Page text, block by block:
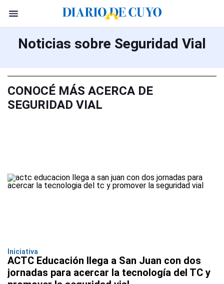
Noticias sobre Seguridad Vial
CONOCÉ MÁS ACERCA DE
SEGURIDAD VIAL
Iniciativa
ACTC Educación llega a San Juan con dos
jornadas para acercar la tecnología del TC y